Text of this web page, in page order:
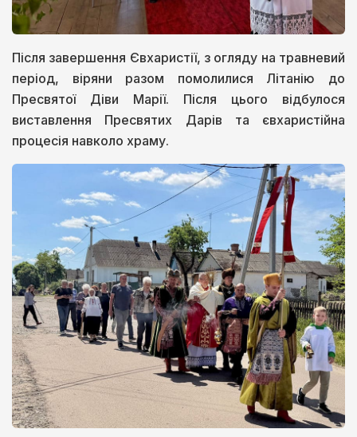
Після завершення Євхаристії, з огляду на травневий
період, віряни разом помолилися Літанію до
Пресвятої Діви Марії. Після цього відбулося
виставлення Пресвятих Дарів та євхаристійна
процесія навколо храму.